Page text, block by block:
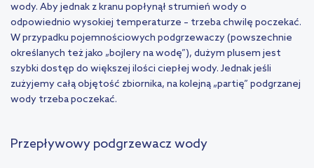
wody. Aby jednak z kranu popłynął strumień wody o
odpowiednio wysokiej temperaturze – trzeba chwilę poczekać.
W przypadku pojemnościowych podgrzewaczy (powszechnie
określanych też jako „bojlery na wodę”), dużym plusem jest
szybki dostęp do większej ilości ciepłej wody. Jednak jeśli
zużyjemy całą objętość zbiornika, na kolejną „partię” podgrzanej
wody trzeba poczekać.
Przepływowy podgrzewacz wody